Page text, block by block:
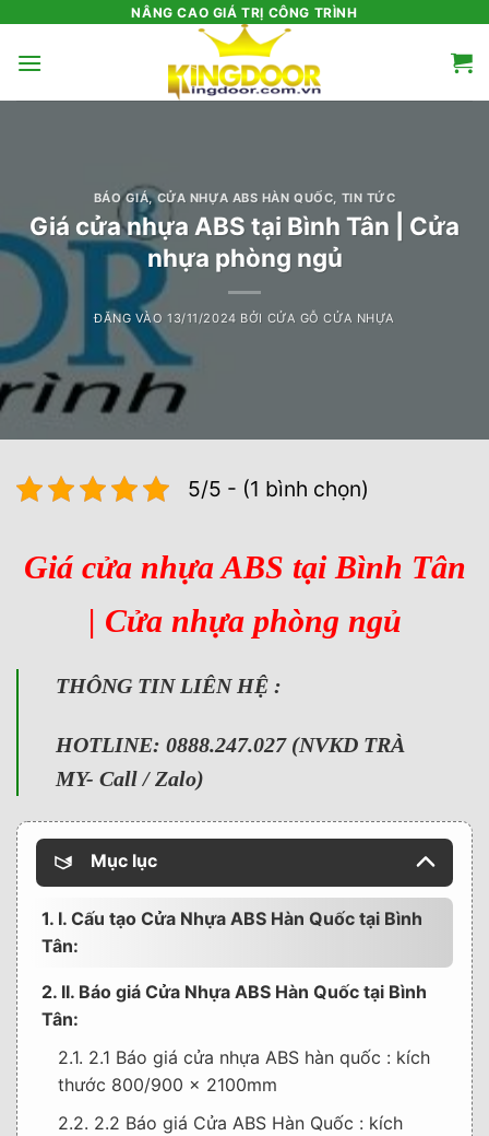
nội
NÂNG CAO GIÁ TRỊ CÔNG TRÌNH
BÁO GIÁ,CỬA NHỰA ABS HÀN QUỐC TIN TỨC
Giá cửa nhựa ABS tại Bình Tân | Cửa
nhựa phòng ngủ
ĐĂNG VÀO13/11/2024 BỞI CỬA GỖ CỬA NHỰA
5/5 - (1 bình chọn)
Giá cửa nhựa ABS tại Bình Tân
| Cửa nhựa phòng ngủ
THÔNG TIN LIÊN HỆ :
HOTLINE: 0888.247.027 (NVKD TRÀ
MY- Call / Zalo)
Mục lục
1. I. Cấu tạo Cửa Nhựa ABS Hàn Quốc tại Bình
Tân:
2. II. Báo giá Cửa Nhựa ABS Hàn Quốc tại Bình
Tân:
2.1. 2.1 Báo giá cửa nhựa ABS hàn quốc : kích
thước 800/900 x 2100mm
2.2. 2.2 Báo giá Cửa ABS Hàn Quốc : kích